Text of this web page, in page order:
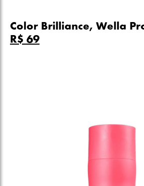
Color Brilliance, Wella
R$ 69